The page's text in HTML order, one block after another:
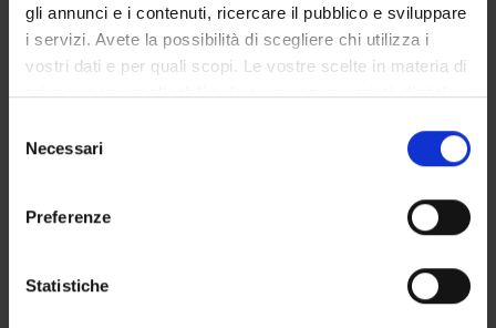
gli annunci e i contenuti, ricercare il pubblico e sviluppare
i servizi. Avete la possibilità di scegliere chi utilizza i
vostri dati e per quali scopi. Le vostre scelte in materia di
privacy sono applicabili solo su questa proprietà digitale
modificare o revocare il proprio consenso in qualsiasi
momento dalla Dichiarazione sui cookie o facendo clic
raccogliere informazioni sulla tua posizione
geografica, con un'approssimazione di qualche
delNecessari
Preferenze
Statistiche
COMMITTEES
DEPARTMENT ADMINISTRATION OFFICES
LIBRARIES